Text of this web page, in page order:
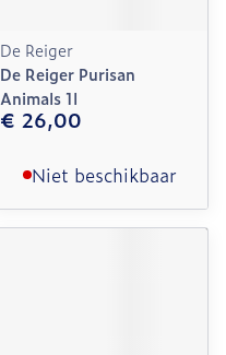
De Reiger
De Reiger Purisan
Animals 1l
€ 26,00
Niet beschikbaar